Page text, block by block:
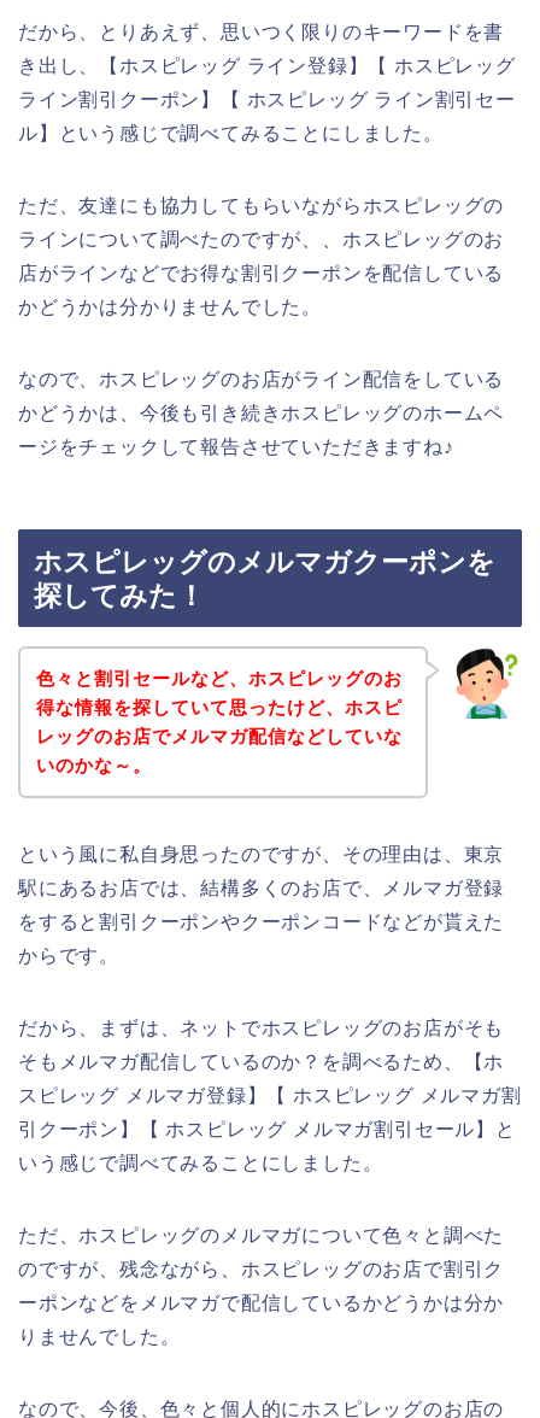
だから、とりあえず、思いつく限りのキーワードを書
き出し、【ホスピレッグ ライン登録】【 ホスピレッグ
ライン割引クーポン】【 ホスピレッグ ライン割引セー
ル】という感じで調べてみることにしました。
ただ、友達にも協力してもらいながらホスピレッグの
ラインについて調べたのですが、、ホスピレッグのお
店がラインなどでお得な割引クーポンを配信している
かどうかは分かりませんでした。
なので、ホスピレッグのお店がライン配信をしている
かどうかは、今後も引き続きホスピレッグのホームペ
ージをチェックして報告させていただきますね♪
ホスピレッグのメルマガクーポンを
探してみた！
色々と割引セールなど、ホスピレッグのお
得な情報を探していて思ったけど、ホスピ
レッグのお店でメルマガ配信などしていな
いのかな～。
という風に私自身思ったのですが、その理由は、東京
駅にあるお店では、結構多くのお店で、メルマガ登録
をすると割引クーポンやクーポンコードなどが貰えた
からです。
だから、まずは、ネットでホスピレッグのお店がそも
そもメルマガ配信しているのか？を調べるため、【ホ
スピレッグ メルマガ登録】【 ホスピレッグ メルマガ割
引クーポン】【 ホスピレッグ メルマガ割引セール】と
いう感じで調べてみることにしました。
ただ、ホスピレッグのメルマガについて色々と調べた
のですが、残念ながら、ホスピレッグのお店で割引ク
ーポンなどをメルマガで配信しているかどうかは分か
りませんでした。
なので、今後、色々と個人的にホスピレッグのお店の